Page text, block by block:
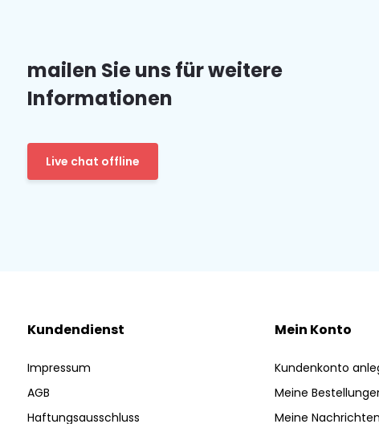
mailen Sie uns für weitere
Informationen
Live chat offline
Kundendienst
Impressum
AGB
Haftungsausschluss
Mein Konto
Kundenkonto
Meine
Meine